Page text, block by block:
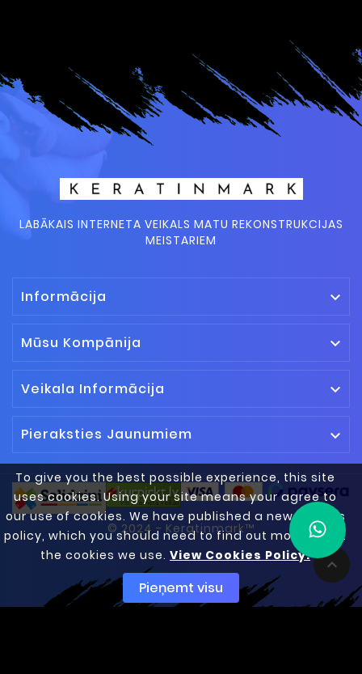
To give you the best possible experience, this site
uses cookies. Using your site means your agree to
our use of cookies. We have published a new cookies
policy, which you should need to find out more about
the cookies we use. View Cookies Policy.
Pieņemt visu
LABĀKAIS INTERNETA VEIKALS MATU REKONSTRUKCIJAS
MEISTARIEM
Informācija 
Mūsu Kompānija 
Veikala Informācija 
Pieraksties Jaunumiem 

© 2024 - Keratinmark™